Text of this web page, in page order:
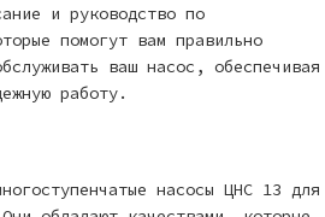
и руководство по
помогут вам правильно
ваш насос, обеспечивая
работу.
насосы ЦНС 13 для